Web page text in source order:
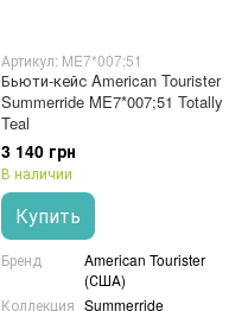
Артикул: ME7*007;51
Бьюти-кейс American Tourister
Summerride ME7*007;51 Totally
Teal
3 140 грн
В наличии
Купить
Бренд
American Tourister
(США)
Коллекция Summerride